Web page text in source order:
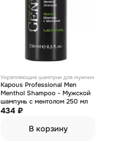
Укрепляющие шампуни для мужчин
Kapous Professional Men
Menthol Shampoo - Мужской
шампунь с ментолом 250 мл
434 ₽
В корзину